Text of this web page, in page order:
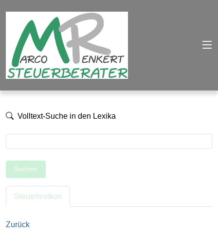
Volltext-Suche in den Lexika
Suchen
Steuerlexikon
Zurück